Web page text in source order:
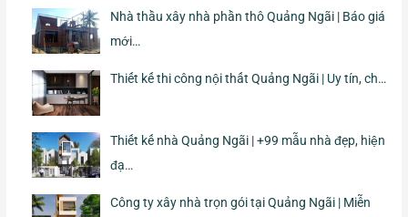
Nhà thầu xây nhà phần thô Quảng Ngãi | Báo giá
mới…
Thiết kế thi công nội thất Quảng Ngãi | Uy tín, ch…
Thiết kế nhà Quảng Ngãi | +99 mẫu nhà đẹp, hiện
đạ…
Công ty xây nhà trọn gói tại Quảng Ngãi | Miễn